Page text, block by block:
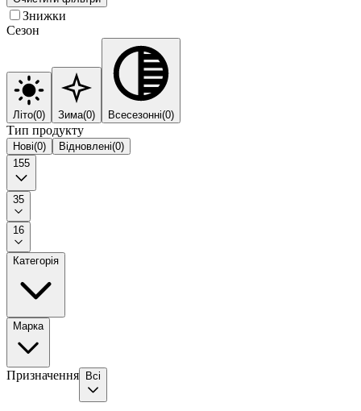
Знижки
Сезон
Літо(0) Зима(0) Всесезонні(0)
Тип продукту
Нові(0) Відновлені(0)
155
35
16
Категорія
Марка
Призначення Всі